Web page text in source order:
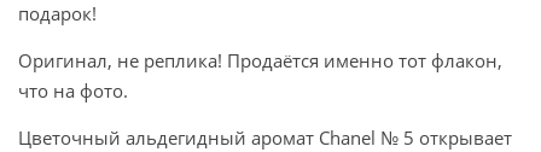
подарок!
Оригинал, не реплика! Продаётся именно тот флакон,
что на фото.
Цветочный альдегидный аромат Chanel № 5 открывает